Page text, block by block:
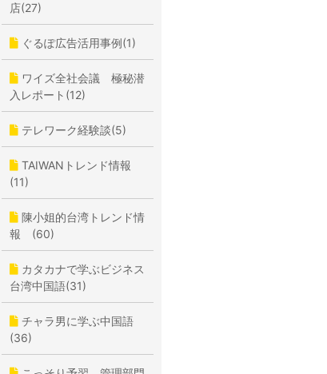
店(27)
ぐるぽ広告活用事例(1)
ワイズ全社会議 極秘潜
入レポート(12)
テレワーク経験談(5)
TAIWANトレンド情報
(11)
陳小姐的台湾トレンド情
報 (60)
カタカナで学ぶビジネス
台湾中国語(31)
チャラ男に学ぶ中国語
(36)